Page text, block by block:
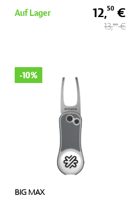
Auf Lager 12,50 €
13,90€
BIG MAX
-10%